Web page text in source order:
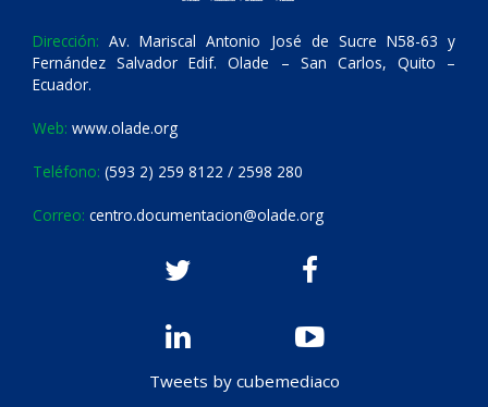
Dirección: Av. Mariscal Antonio José de Sucre N58-63 y
Fernández Salvador Edif. Olade – San Carlos, Quito –
Ecuador.
Web: www.olade.org
Teléfono: (593 2) 259 8122 / 2598 280
Correo: centro.documentacion@olade.org
Tweets by cubemediaco